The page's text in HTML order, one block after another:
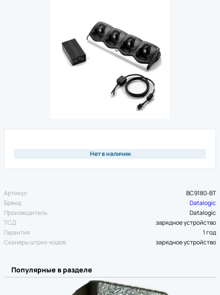
Нет в наличии
Артикул
BC9180-BT
Бренд
Datalogic
Производитель
Datalogic
ТСД
зарядное устройство
Гарантия
1 год
Сканеры штрих-кодов
зарядное устройство
Популярные в разделе